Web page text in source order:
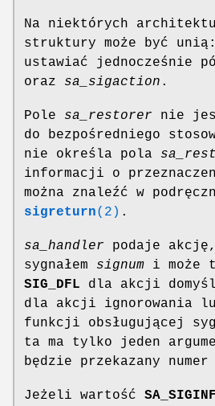
Na niektórych
struktury może być
ustawiać jednocześnie
oraz sa_sigaction .
Pole sa_restorer nie
do bezpośredniego
nie określa pola
informacji o
można znaleźć w
sigreturn(2) .
sa_handler podaje
sygnałem signum i może
SIG_DFL dla akcji
dla akcji ignorowania
funkcji obsługującej
ta ma tylko jeden
będzie przekazany numer
Jeżeli wartość